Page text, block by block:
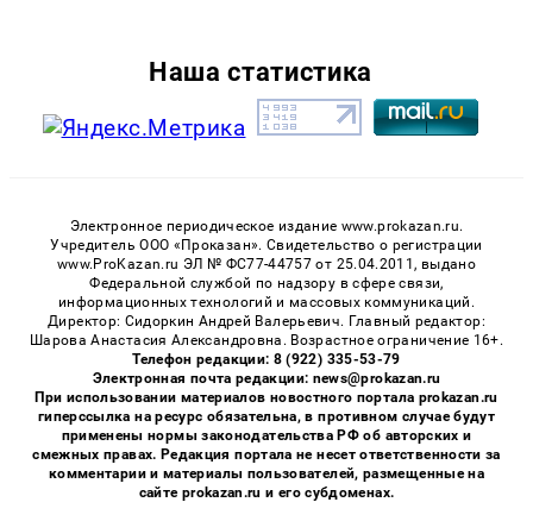
Наша статистика
Электронное периодическое издание www.prokazan.ru.
Учредитель ООО «Проказан». Cвидетельство о регистрации
www.ProKazan.ru ЭЛ № ФС77-44757 от 25.04.2011, выдано
Федеральной службой по надзору в сфере связи,
информационных технологий и массовых коммуникаций.
Директор: Сидоркин Андрей Валерьевич. Главный редактор:
Шарова Анастасия Александровна. Возрастное ограничение 16+.
Телефон редакции: 8 (922) 335-53-79
Электронная почта редакции: news@prokazan.ru
При использовании материалов новостного портала prokazan.ru
гиперссылка на ресурс обязательна, в противном случае будут
применены нормы законодательства РФ об авторских и
смежных правах. Редакция портала не несет ответственности за
комментарии и материалы пользователей, размещенные на
сайте prokazan.ru и его субдоменах.